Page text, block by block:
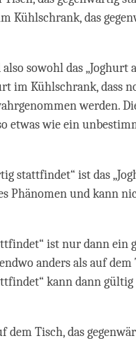
Kühlschrank, das
sowohl das „Joghurt
im Kühlschrank, dass
werden.
etwas wie ein
stattfindet“ ist das
Phänomen und kann
ist nur dann ein
anders als auf dem
kann dann gültig
dem Tisch, das